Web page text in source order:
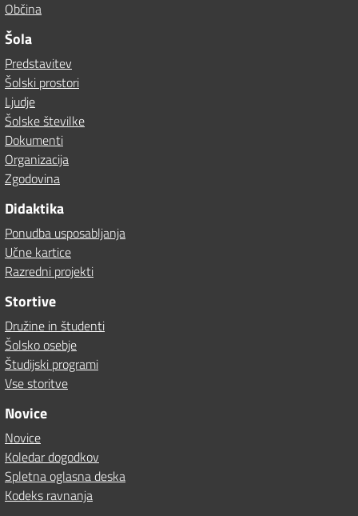
Občina
Šola
Predstavitev
Šolski prostori
Ljudje
Šolske številke
Dokumenti
Organizacija
Zgodovina
Didaktika
Ponudba usposabljanja
Učne kartice
Razredni projekti
Stortive
Družine in študenti
Šolsko osebje
Študijski programi
Vse storitve
Novice
Novice
Koledar dogodkov
Spletna oglasna deska
Kodeks ravnanja